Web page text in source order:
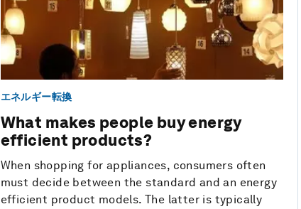
エネルギー転換
What makes people buy energy
efficient products?
When shopping for appliances, consumers often
must decide between the standard and an energy
efficient product models. The latter is typically